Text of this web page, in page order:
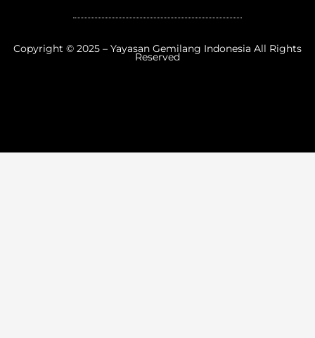
Copyright © 2025 – Yayasan Gemilang Indonesia All Rights
Reserved